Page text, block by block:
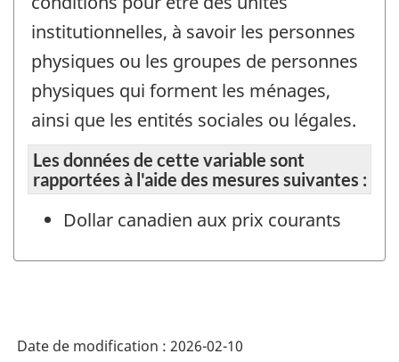
institutionnelles, à savoir les personnes
physiques ou les groupes de personnes
physiques qui forment les ménages,
ainsi que les entités sociales ou légales.
Les données de cette variable sont
rapportées à l'aide des mesures suivantes :
Dollar canadien aux prix courants
Date de modification : 2026-02-10